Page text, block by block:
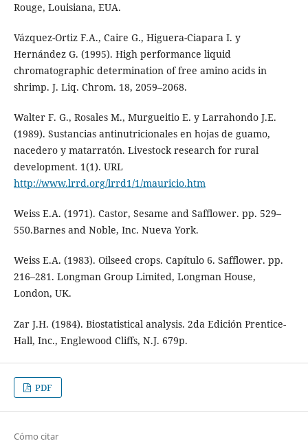
Rouge, Louisiana, EUA.
Vázquez-Ortiz F.A., Caire G., Higuera-Ciapara I. y
Hernández G. (1995). High performance liquid
chromatographic determination of free amino acids in
shrimp. J. Liq. Chrom. 18, 2059–2068.
Walter F. G., Rosales M., Murgueitio E. y Larrahondo J.E.
(1989). Sustancias antinutricionales en hojas de guamo,
nacedero y matarratón. Livestock research for rural
development. 1(1). URL
http://www.lrrd.org/lrrd1/1/mauricio.htm
Weiss E.A. (1971). Castor, Sesame and Safflower. pp. 529–
550.Barnes and Noble, Inc. Nueva York.
Weiss E.A. (1983). Oilseed crops. Capítulo 6. Safflower. pp.
216–281. Longman Group Limited, Longman House,
London, UK.
Zar J.H. (1984). Biostatistical analysis. 2da Edición Prentice-
Hall, Inc., Englewood Cliffs, N.J. 679p.
PDF
Cómo citar